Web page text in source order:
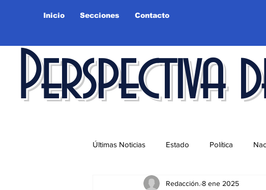
Inicio Secciones Contacto
Perspectiva
Últimas Noticias Estado Política
Educación Ciudad Salud
Redacción. 8 ene 2025